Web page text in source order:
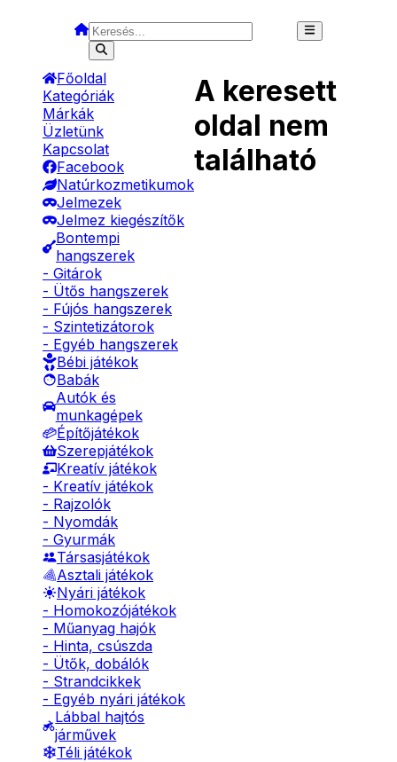
Főoldal
Kategóriák
Márkák
Üzletünk
Kapcsolat
Facebook
Natúrkozmetikumok
Jelmezek
Jelmez kiegészítők
Bontempi
hangszerek
- Gitárok
- Ütős hangszerek
- Fújós hangszerek
- Szintetizátorok
- Egyéb hangszerek
Bébi játékok
Babák
Autók és
munkagépek
Építőjátékok
Szerepjátékok
Kreatív játékok
- Kreatív játékok
- Rajzolók
- Nyomdák
- Gyurmák
Társasjátékok
Asztali játékok
Nyári játékok
- Homokozójátékok
- Műanyag hajók
- Hinta, csúszda
- Ütők, dobálók
- Strandcikkek
- Egyéb nyári játékok
Lábbal hajtós
járművek
Téli játékok
A keresett
oldal nem
található